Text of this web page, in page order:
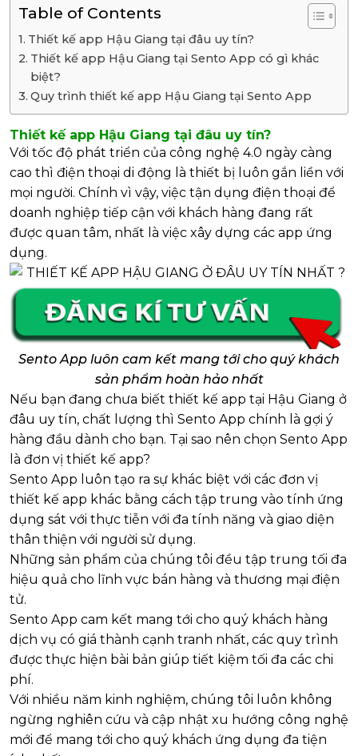
Table of Contents
Thiết kế app Hậu Giang tại đâu uy tín?
Thiết kế app Hậu Giang tại Sento App có gì khác
biệt?
Quy trình thiết kế app Hậu Giang tại Sento App
Thiết kế app Hậu Giang tại đâu uy tín?
Với tốc độ phát triển của công nghệ 4.0 ngày càng
cao thì điện thoại di động là thiết bị luôn gắn liền với
mọi người. Chính vì vậy, việc tận dụng điện thoại để
doanh nghiệp tiếp cận với khách hàng đang rất
được quan tâm, nhất là việc xây dựng các app ứng
dụng.
Sento App luôn cam kết mang tới cho quý khách
sản phẩm hoàn hảo nhất
Nếu bạn đang chưa biết thiết kế app tại Hậu Giang ở
đâu uy tín, chất lượng thì Sento App chính là gợi ý
hàng đầu dành cho bạn. Tại sao nên chọn Sento App
là đơn vị thiết kế app?
Sento App luôn tạo ra sự khác biệt với các đơn vị
thiết kế app khác bằng cách tập trung vào tính ứng
dụng sát với thực tiễn với đa tính năng và giao diện
thân thiện với người sử dụng.
Những sản phẩm của chúng tôi đều tập trung tối đa
hiệu quả cho lĩnh vực bán hàng và thương mại điện
tử.
Sento App cam kết mang tới cho quý khách hàng
dịch vụ có giá thành cạnh tranh nhất, các quy trình
được thực hiện bài bản giúp tiết kiệm tối đa các chi
phí.
Với nhiều năm kinh nghiệm, chúng tôi luôn không
ngừng nghiên cứu và cập nhật xu hướng công nghệ
mới để mang tới cho quý khách ứng dụng đa tiện